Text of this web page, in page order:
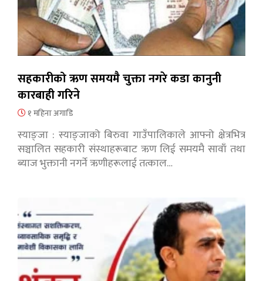
सहकारीको ऋण समयमै चुक्ता नगरे कडा कानुनी
कारबाही गरिने
१ महिना अगाडि
स्याङ्जा : स्याङ्जाको बिरुवा गाउँपालिकाले आफ्नो क्षेत्रभित्र
सञ्चालित सहकारी संस्थाहरूबाट ऋण लिई समयमै सावाँ तथा
ब्याज भुक्तानी नगर्ने ऋणीहरूलाई तत्काल…